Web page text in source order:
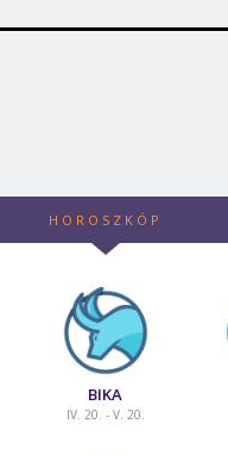
HOROSZKÓP
BIKA
IV. 20. - V. 20.